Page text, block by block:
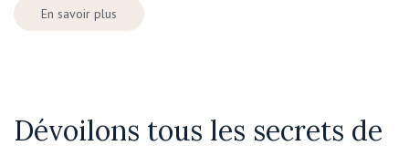
En savoir plus
Dévoilons tous les secrets de